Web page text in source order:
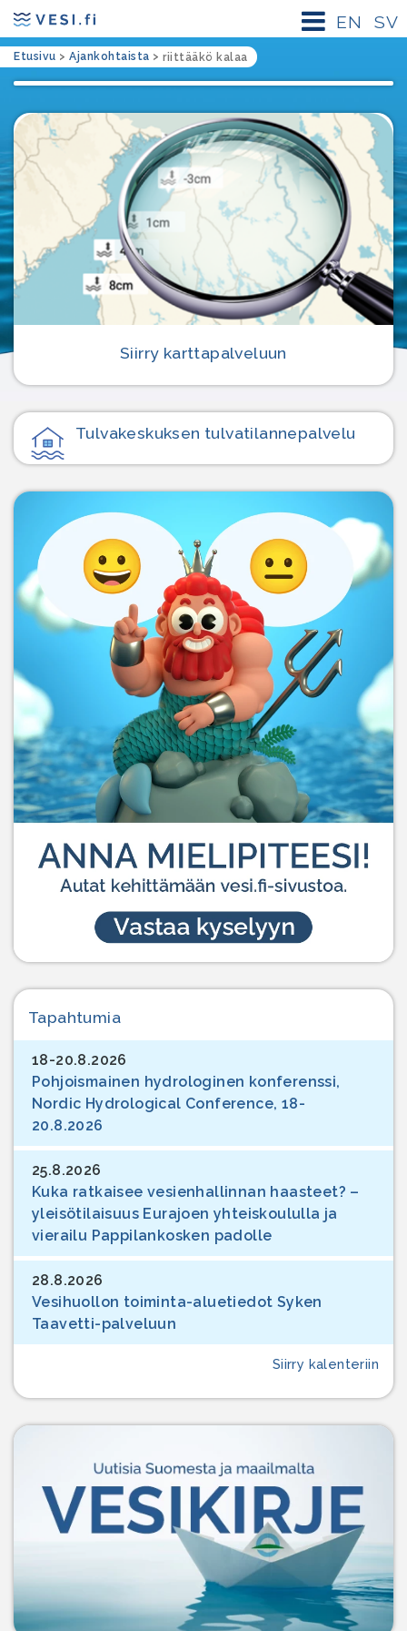
SV
EN
Etusivu > Ajankohtaista > riittääkö kalaa
Siirry karttapalveluun
Tulvakeskuksen tulvatilanne­palvelu
Tapahtumia
18-20.8.2026
Pohjoismainen hydrologinen konferenssi,
Nordic Hydrological Conference, 18-
20.8.2026
25.8.2026
Kuka ratkaisee vesienhallinnan haasteet? –
yleisötilaisuus Eurajoen yhteiskoululla ja
vierailu Pappilankosken padolle
28.8.2026
Vesihuollon toiminta-aluetiedot Syken
Taavetti-palveluun
Siirry kalenteriin